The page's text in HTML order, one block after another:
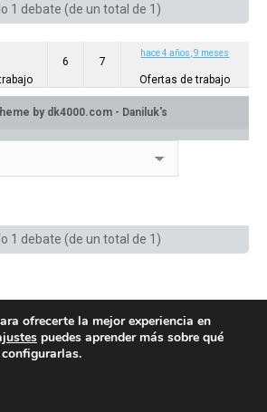
1 debate (de un total de 1)
6 7
hace 4 años, 9 meses
Ofertas de trabajo
1 debate (de un total de 1)
ofrecerte la mejor experiencia en
puedes aprender más sobre qué